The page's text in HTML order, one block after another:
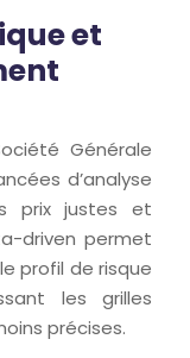
et
Générale
d’analyse
prix justes et
driven permet
profil de risque
les grilles
précises.